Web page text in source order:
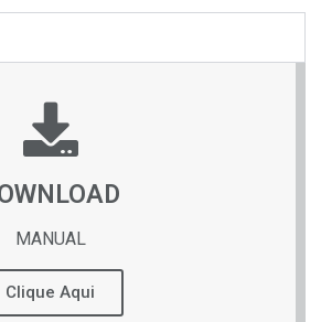
MANUAL
Clique Aqui